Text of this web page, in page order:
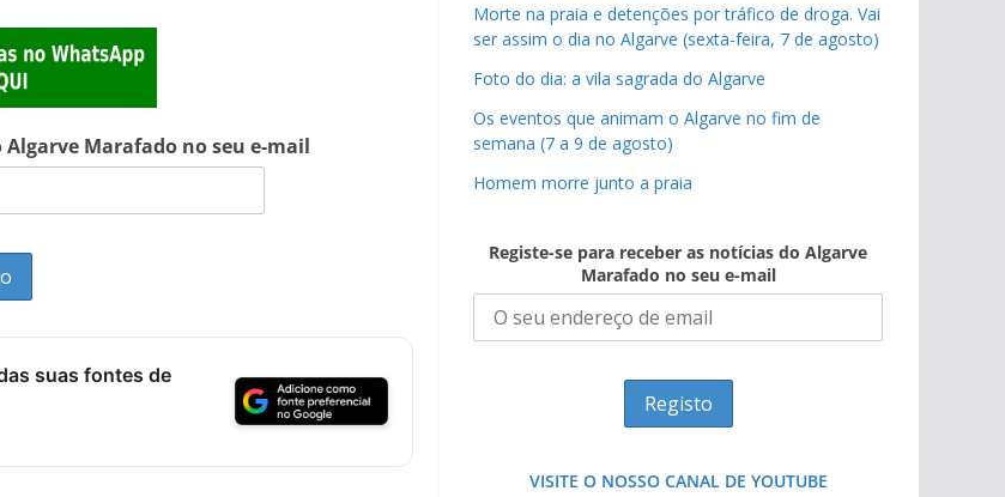
Algarve Marafado no seu e-mail
suas fontes de
Morte na praia e detenções por tráfico de droga. Vai
ser assim o dia no Algarve (sexta-feira, 7 de agosto)
Foto do dia: a vila sagrada do Algarve
Os eventos que animam o Algarve no fim de
semana (7 a 9 de agosto)
Homem morre junto a praia
Registe-se para receber as notícias do Algarve
Marafado no seu e-mail
VISITE O NOSSO CANAL DE YOUTUBE